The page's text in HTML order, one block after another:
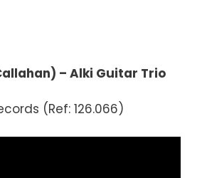
– Alki Guitar Trio
(Ref: 126.066)